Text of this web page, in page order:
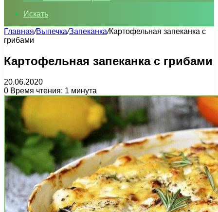
Искать
Главная/Выпечка/Запеканка/Картофельная запеканка с
грибами
Картофельная запеканка с грибами
20.06.2020
0 Время чтения: 1 минута